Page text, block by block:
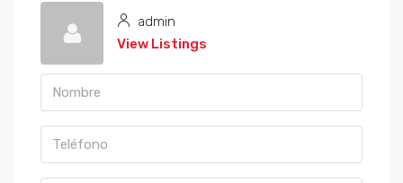
admin
View Listings